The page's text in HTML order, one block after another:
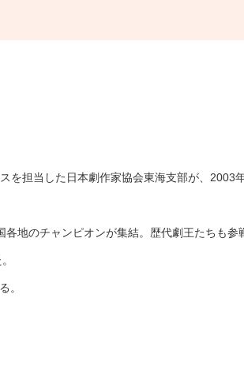
を担当した日本劇作家協会東海支部が、2003
各地のチャンピオンが集結。歴代劇王たちも参
。